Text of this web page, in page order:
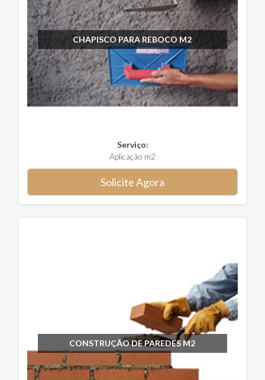
CHAPISCO PARA REBOCO M2
Serviço:
Aplicação m2
Solicite Agora
CONSTRUÇÃO DE PAREDES M2